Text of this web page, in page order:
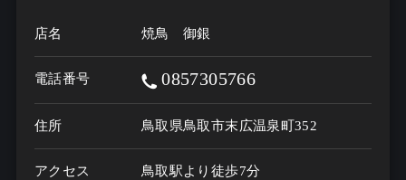
店名 焼鳥 御銀
電話番号 0857305766
住所 鳥取県鳥取市末広温泉町352
アクセス 鳥取駅より徒歩7分